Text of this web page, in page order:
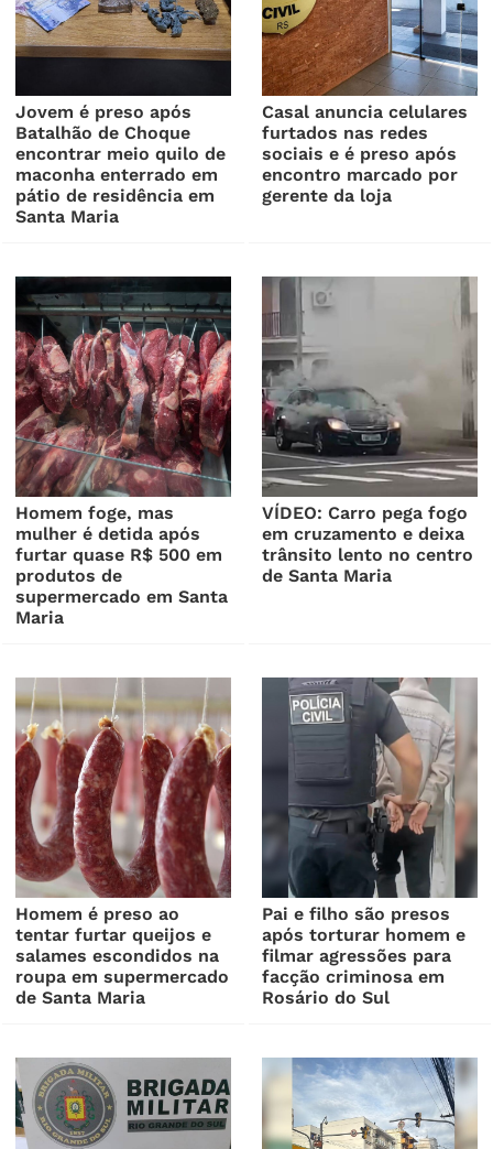
Jovem é preso após
Batalhão de Choque
encontrar meio quilo de
maconha enterrado em
pátio de residência em
Santa Maria
Casal anuncia celulares
furtados nas redes
sociais e é preso após
encontro marcado por
gerente da loja
Homem foge, mas
mulher é detida após
furtar quase R$ 500 em
produtos de
supermercado em Santa
Maria
VÍDEO: Carro pega fogo
em cruzamento e deixa
trânsito lento no centro
de Santa Maria
Homem é preso ao
tentar furtar queijos e
salames escondidos na
roupa em supermercado
de Santa Maria
Pai e filho são presos
após torturar homem e
filmar agressões para
facção criminosa em
Rosário do Sul